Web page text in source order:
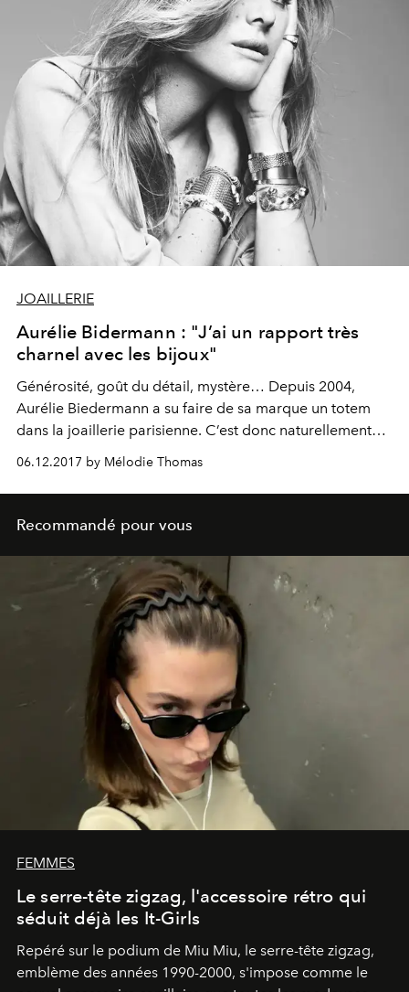
JOAILLERIE
Aurélie Bidermann : "J’ai un rapport très
charnel avec les bijoux"
Générosité, goût du détail, mystère… Depuis 2004,
Aurélie Biedermann a su faire de sa marque un totem
dans la joaillerie parisienne. C’est donc naturellement
prendre les rênes de sa direction artistique.
06.12.2017 by Mélodie Thomas
Recommandé pour vous
FEMMES
Le serre-tête zigzag, l'accessoire rétro qui
séduit déjà les It-Girls
Repéré sur le podium de Miu Miu, le serre-tête zigzag,
emblème des années 1990-2000, s'impose comme le